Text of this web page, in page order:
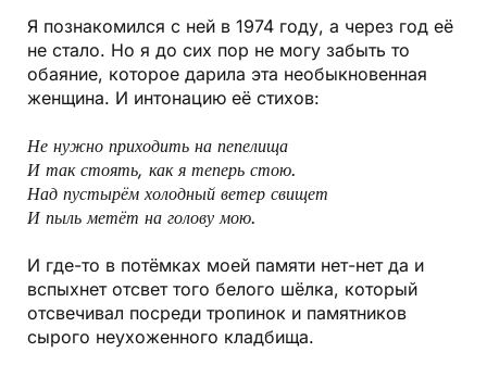
Я познакомился с ней в 1974 году, а через год её
не стало. Но я до сих пор не могу забыть то
обаяние, которое дарила эта необыкновенная
женщина. И интонацию её стихов:
Не нужно приходить на пепелища
И так стоять, как я теперь стою.
Над пустырём холодный ветер свищет
И пыль метёт на голову мою.
И где-то в потёмках моей памяти нет-нет да и
вспыхнет отсвет того белого шёлка, который
отсвечивал посреди тропинок и памятников
сырого неухоженного кладбища.